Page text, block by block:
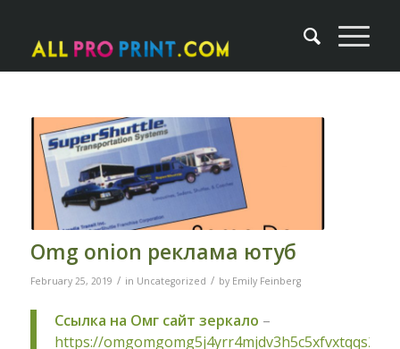
Omg onion реклама ютуб
February 25, 2019 / in Uncategorized / by Emily Feinberg
Ссылка на Омг сайт зеркало –
https://